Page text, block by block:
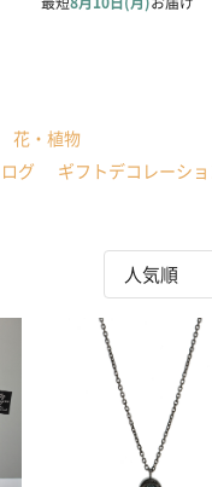
花・植物
グ ギフトデコレーシ